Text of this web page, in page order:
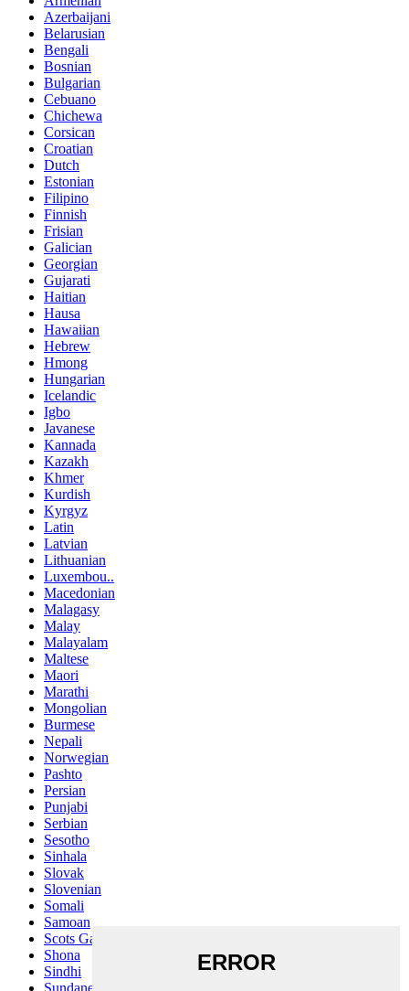
Azerbaijani
Belarusian
Bengali
Bosnian
Bulgarian
Cebuano
Chichewa
Corsican
Croatian
Dutch
Estonian
Filipino
Finnish
Frisian
Galician
Georgian
Gujarati
Haitian
Hausa
Hawaiian
Hebrew
Hmong
Hungarian
Icelandic
Igbo
Javanese
Kannada
Kazakh
Khmer
Kurdish
Kyrgyz
Latin
Latvian
Lithuanian
Luxembou..
Macedonian
Malagasy
Malay
Malayalam
Maltese
Maori
Marathi
Mongolian
Burmese
Nepali
Norwegian
Pashto
Persian
Punjabi
Serbian
Sesotho
Sinhala
Slovak
Slovenian
Somali
Samoan
Scots Gaelic
Shona
Sindhi
Sundanese